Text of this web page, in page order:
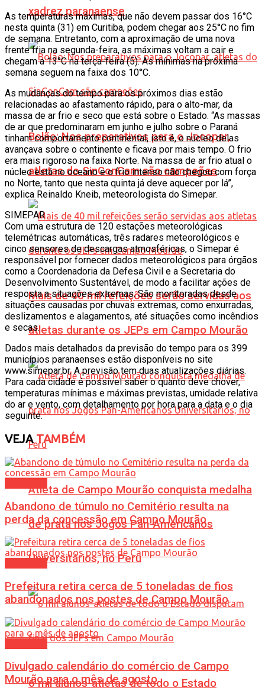
xadrez paranaense
Bolão: Nos preparativos para o Jocopar,
atletas do SinConCam são campeões
Mais de 40 mil refeições serão servidas aos
atletas durante os JEPs em Campo Mourão
Atleta de Campo Mourão conquista medalha
de prata nos Jogos Pan-Americanos
Universitários, no Peru
6 mil alunos-atletas de todo o Estado
As temperaturas máximas, que não devem passar dos 16°C
nesta quinta (31) em Curitiba, podem chegar aos 25°C no fim
de semana. Entretanto, com a aproximação de uma nova
frente fria na segunda-feira, as máximas voltam a cair e
chegam a 13°C na terça-feira (5). As mínimas na próxima
semana seguem na faixa dos 10°C.
As mudanças do tempo para os próximos dias estão
relacionadas ao afastamento rápido, para o alto-mar, da
massa de ar frio e seco que está sobre o Estado. “As massas
de ar que predominaram em junho e julho sobre o Paraná
tinham comportamento continental, isto é, o núcleo delas
avançava sobre o continente e ficava por mais tempo. O frio
era mais rigoroso na faixa Norte. Na massa de ar frio atual o
núcleo está no oceano e o frio intenso não chegou com força
no Norte, tanto que nesta quinta já deve aquecer por lá”,
explica Reinaldo Kneib, meteorologista do Simepar.
SIMEPAR
Com uma estrutura de 120 estações meteorológicas
telemétricas automáticas, três radares meteorológicos e
cinco sensores de descargas atmosféricas, o Simepar é
responsável por fornecer dados meteorológicos para órgãos
como a Coordenadoria da Defesa Civil e a Secretaria do
Desenvolvimento Sustentável, de modo a facilitar ações de
resposta a situações extremas. São monitoradas desde
situações causadas por chuvas extremas, como enxurradas,
deslizamentos e alagamentos, até situações como incêndios
e secas.
Dados mais detalhados da previsão do tempo para os 399
municípios paranaenses estão disponíveis no site
www.simepar.br. A previsão tem duas atualizações diárias.
Para cada cidade é possível saber o quanto deve chover,
temperaturas mínimas e máximas previstas, umidade relativa
do ar e vento, com detalhamento por hora para a data e o dia
seguinte.
VEJATAMBÉM
Abandono de túmulo no Cemitério resulta na
perda da concessão em Campo Mourão
Prefeitura retira cerca de 5 toneladas de fios
abandonados nos postes de Campo Mourão
Divulgado calendário do comércio de Campo
Mourão para o mês de agosto